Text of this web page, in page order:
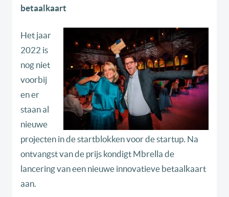
betaalkaart
Het jaar
2022 is
nog niet
voorbij
en er
staan al
nieuwe
projecten in de startblokken voor de startup. Na
ontvangst van de prijs kondigt Mbrella de
lancering van een nieuwe innovatieve betaalkaart
aan.